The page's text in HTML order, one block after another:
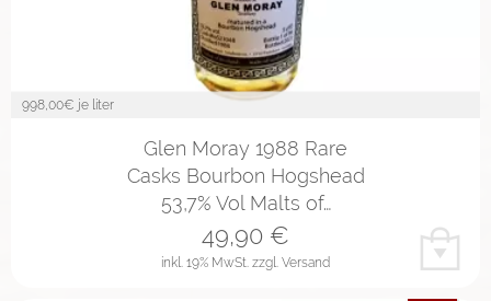
998,00€ je liter
Glen Moray 1988 Rare
Casks Bourbon Hogshead
53,7% Vol Malts of…
inkl. 19% MwSt. zzgl. Versand
49,90 €